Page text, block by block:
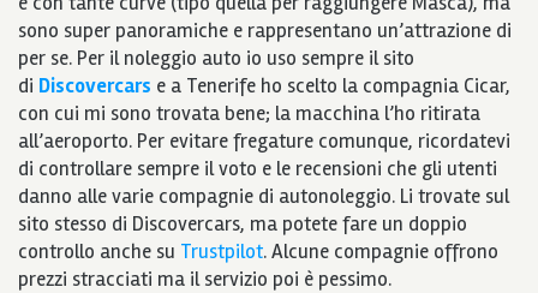
sono super panoramiche e rappresentano un’attrazione di
per se. Per il noleggio auto io uso sempre il sito
di Discovercars e a Tenerife ho scelto la compagnia Cicar,
con cui mi sono trovata bene; la macchina l’ho ritirata
all’aeroporto. Per evitare fregature comunque, ricordatevi
di controllare sempre il voto e le recensioni che gli utenti
danno alle varie compagnie di autonoleggio. Li trovate sul
sito stesso di Discovercars, ma potete fare un doppio
controllo anche su Trustpilot. Alcune compagnie offrono
prezzi stracciati ma il servizio poi è pessimo.